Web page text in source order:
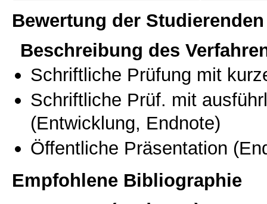
Bewertung der Studierenden
Beschreibung des
Schriftliche Prüfung mit
Schriftliche Prüf. mit
(Entwicklung, Endnote)
Öffentliche Präsentation
Empfohlene Bibliographie